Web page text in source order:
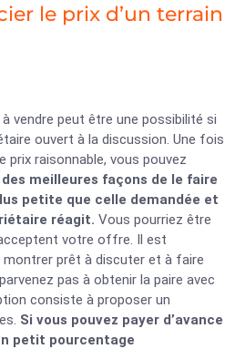
le prix d’un terrain
à vendre peut être une possibilité si
ouvert à la discussion. Une fois
prix raisonnable, vous pouvez
des meilleures façons de le faire
petite que celle demandée et
réagit. Vous pourriez être
votre offre. Il est
prêt à discuter et à faire
pas à obtenir la paire avec
consiste à proposer un
Si vous pouvez payer d’avance
petit pourcentage